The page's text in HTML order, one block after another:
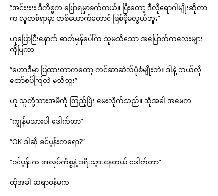
“အင်းးးးး ဒီကိစ္စက ပြောရမှာခက်တယ်။ ပြီးတော့ ဒီလိုရောဂါမျိုးဆိုတာ
က လူတစ်ရာမှာ တစ်ယောက်တောင် ဖြစ်ဖို့မလွယ်ဘူး”
ဟုပြောပြီးနောက် ဓာတ်မှန်ပေါ်က သူမသိသော အပြောက်ကလေးများ
ကိုပြကာ
“ဟောဒီမှာ ပြထားတာကတော့ ကင်ဆာဆဲလ်ပုံစံမျိုးဘဲ။ ဒါနဲ့ ဘယ်လို
တော်စပ်ကြလဲ မသိဘူး”
ဟု သူတို့သားအမိကို ကြည့်ပြီး မေးလိုက်သည်။ ထိုအခါ အမေက
“ကျွန်မသားပါ ဒေါက်တာ”
“OK ဒါဆို ခင်ပွန်းကရော?”
“ခင်ပွန်းက အလုပ်ကိစ္စနဲ့ ခရီးသွားနေတယ် ဒေါက်တာ”
ထိုအခါ ဆရာဝန်မက